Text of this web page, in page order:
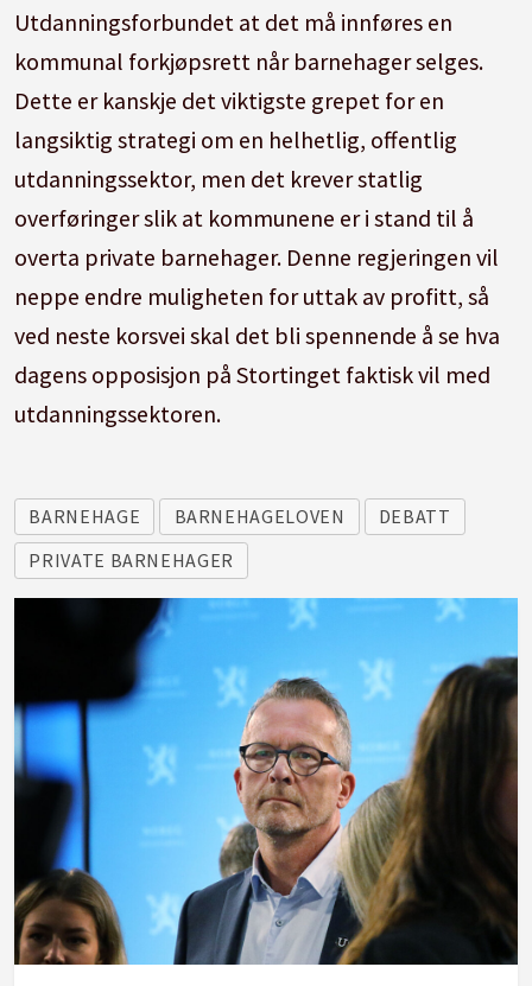
Utdanningsforbundet at det må innføres en
kommunal forkjøpsrett når barnehager selges.
Dette er kanskje det viktigste grepet for en
langsiktig strategi om en helhetlig, offentlig
utdanningssektor, men det krever statlig
overføringer slik at kommunene er i stand til å
overta private barnehager. Denne regjeringen vil
neppe endre muligheten for uttak av profitt, så
ved neste korsvei skal det bli spennende å se hva
dagens opposisjon på Stortinget faktisk vil med
utdanningssektoren.
BARNEHAGE BARNEHAGELOVEN
DEBATT
PRIVATE BARNEHAGER